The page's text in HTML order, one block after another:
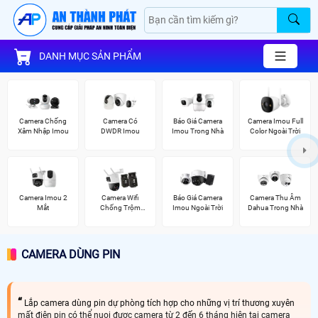
DANH MỤC SẢN PHẨM
Camera Chống
Xâm Nhập Imou
Camera Có
DWDR Imou
Báo Giá Camera
Imou Trong Nhà
Camera Imou Full
Color Ngoài Trời
Camera Imou 2
Mắt
Camera Wifi
Chống Trộm
Báo Giá Camera
Imou Ngoài Trời
Camera Thu Âm
Dahua Trong Nhà
CAMERA DÙNG PIN
Lắp camera dùng pin dự phòng tích hợp cho những vị trí thương xuyên
mất điện pin có thể nuoi đươc camera từ 2 đến 6 tháng hiện tại camera